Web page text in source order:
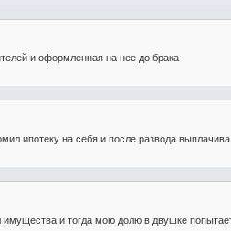
и оформленная на нее до брака
ипотеку на себя и после развода
имущества и тогда мою долю в двушке